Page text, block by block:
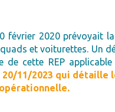
février 2020 prévoyait
et voiturettes. Un
cette REP
20/11/2023 qui